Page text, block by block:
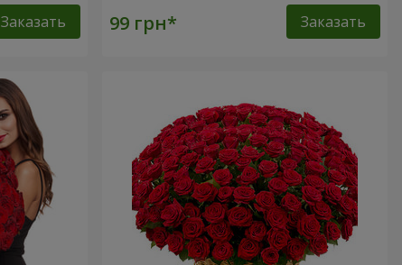
Заказать Заказать